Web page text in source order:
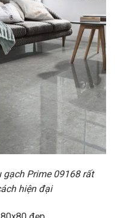
Prime 09168 rất
hiện đại